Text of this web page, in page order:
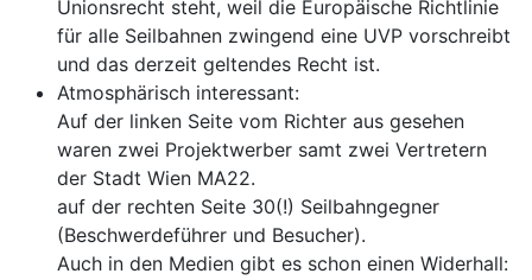
Unionsrecht steht, weil die Europäische Richtlinie
für alle Seilbahnen zwingend eine UVP vorschreibt
und das derzeit geltendes Recht ist.
Atmosphärisch interessant:
Auf der linken Seite vom Richter aus gesehen
waren zwei Projektwerber samt zwei Vertretern
der Stadt Wien MA22.
auf der rechten Seite 30(!) Seilbahngegner
(Beschwerdeführer und Besucher).
Auch in den Medien gibt es schon einen Widerhall: